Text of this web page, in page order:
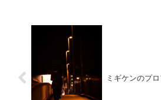
ミギケンのプ